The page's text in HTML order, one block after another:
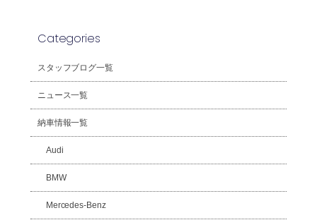
Categories
スタッフブログ一覧
ニュース一覧
納車情報一覧
Audi
BMW
Mercedes-Benz